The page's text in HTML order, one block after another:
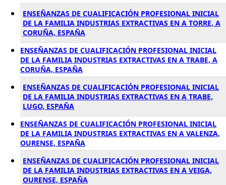
ENSEÑANZAS DE CUALIFICACIÓN PROFESIONAL INICIAL
DE LA FAMILIA INDUSTRIAS EXTRACTIVAS EN A TORRE, A
CORUÑA, ESPAÑA
ENSEÑANZAS DE CUALIFICACIÓN PROFESIONAL INICIAL
DE LA FAMILIA INDUSTRIAS EXTRACTIVAS EN A TRABE, A
CORUÑA, ESPAÑA
ENSEÑANZAS DE CUALIFICACIÓN PROFESIONAL INICIAL
DE LA FAMILIA INDUSTRIAS EXTRACTIVAS EN A TRABE,
LUGO, ESPAÑA
ENSEÑANZAS DE CUALIFICACIÓN PROFESIONAL INICIAL
DE LA FAMILIA INDUSTRIAS EXTRACTIVAS EN A VALENZA,
OURENSE, ESPAÑA
ENSEÑANZAS DE CUALIFICACIÓN PROFESIONAL INICIAL
DE LA FAMILIA INDUSTRIAS EXTRACTIVAS EN A VEIGA,
OURENSE, ESPAÑA